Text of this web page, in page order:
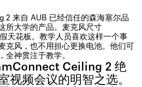
2 来自 AUB 已经信任的森海塞尔品
所大学的产品。麦克风尺寸
天花板。教学人员喜欢这样一个事
克风，也不用担心更换电池。他们可
全神贯注于教学。
Ceiling 2 绝
视频会议的明智之选。